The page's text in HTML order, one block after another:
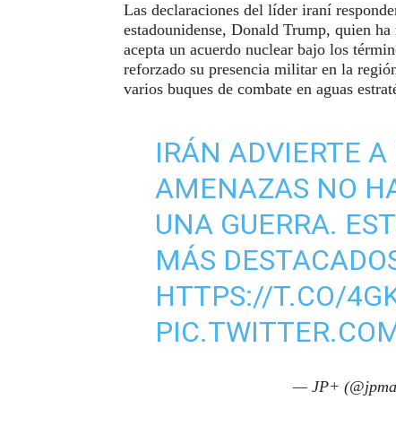
Las declaraciones del líder iraní
estadounidense, Donald Trump, quien
acepta un acuerdo nuclear bajo los
reforzado su presencia militar en la
varios buques de combate en aguas
IRÁN ADVIERTE A
AMENAZAS NO
UNA GUERRA.
MÁS
HTTPS://T.CO/
— JP+